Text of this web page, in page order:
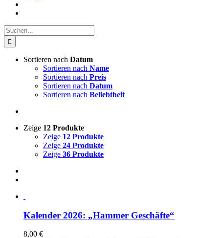
Suche
nach:
Sortieren nach Datum
Sortieren nach Name
Sortieren nach Preis
Sortieren nach Datum
Sortieren nach Beliebtheit
Zeige 12 Produkte
Zeige 12 Produkte
Zeige 24 Produkte
Zeige 36 Produkte
Kalender 2026: „Hammer Geschäfte“
8,00 €